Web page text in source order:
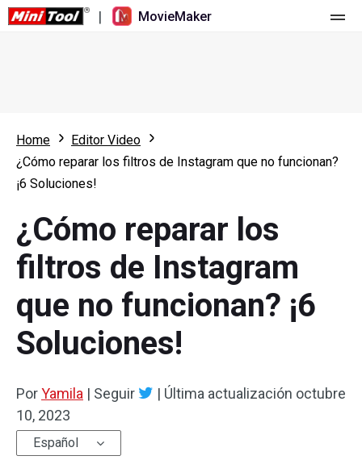
| MovieMaker
Novedades
Edición multipista
Relación de aspecto
Velocidad/Marcha atrás
Recortar/Dividir/Cortar
Efectos de audio
Texto/Elemento
Recursos
Trucos para editar vídeo
Grabador de pantalla
Convertidor de vídeo
Descargador de vídeos online
Home
Editor Video
¿Cómo reparar los filtros de Instagram que no funcionan?
¡6 Soluciones!
¿Cómo reparar los
filtros de Instagram
que no funcionan? ¡6
Soluciones!
PorYamila | Seguir | Última actualización octubre
10, 2023
Español